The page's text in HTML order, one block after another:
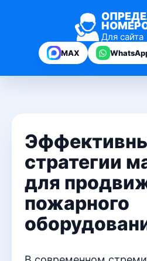
Для сайта
MAX
стратегии
для
пожарного